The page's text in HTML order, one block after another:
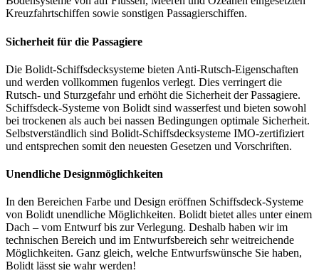
Kreuzfahrtschiffen sowie sonstigen Passagierschiffen.
Sicherheit für die Passagiere
Die Bolidt-Schiffsdecksysteme bieten Anti-Rutsch-Eigenschaften
und werden vollkommen fugenlos verlegt. Dies verringert die
Rutsch- und Sturzgefahr und erhöht die Sicherheit der Passagiere.
Schiffsdeck-Systeme von Bolidt sind wasserfest und bieten sowohl
bei trockenen als auch bei nassen Bedingungen optimale Sicherheit.
Selbstverständlich sind Bolidt-Schiffsdecksysteme IMO-zertifiziert
und entsprechen somit den neuesten Gesetzen und Vorschriften.
Unendliche Designmöglichkeiten
In den Bereichen Farbe und Design eröffnen Schiffsdeck-Systeme
von Bolidt unendliche Möglichkeiten. Bolidt bietet alles unter einem
Dach – vom Entwurf bis zur Verlegung. Deshalb haben wir im
technischen Bereich und im Entwurfsbereich sehr weitreichende
Möglichkeiten. Ganz gleich, welche Entwurfswünsche Sie haben,
Bolidt lässt sie wahr werden!